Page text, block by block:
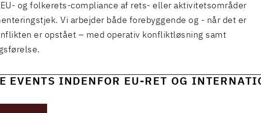
og folkerets-compliance af rets- eller aktivitetsområder
Vi arbejder både forebyggende og - når det er
er opstået – med operativ konfliktløsning samt
EVENTS INDENFOR EU-RET OG